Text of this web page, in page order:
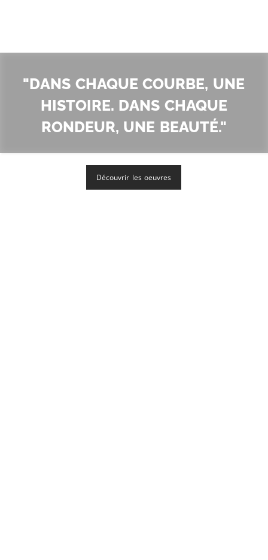
"Dans chaque courbe, une
histoire. Dans chaque
rondeur, une beauté."
Découvrir les oeuvres